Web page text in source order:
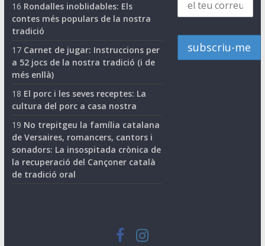
16 Rondalles inoblidables: Els
contes més populars de la nostra
tradició
17 Carnet de jugar: Instruccions per
a 52 jocs de la nostra tradició (i de
més enllà)
18 El porc i les seves receptes: La
cultura del porc a casa nostra
19 No trepitgeu la família catalana
de Versaires, romancers, cantors i
sonadors: La insospitada crònica de
la recuperació del Cançoner català
de tradició oral